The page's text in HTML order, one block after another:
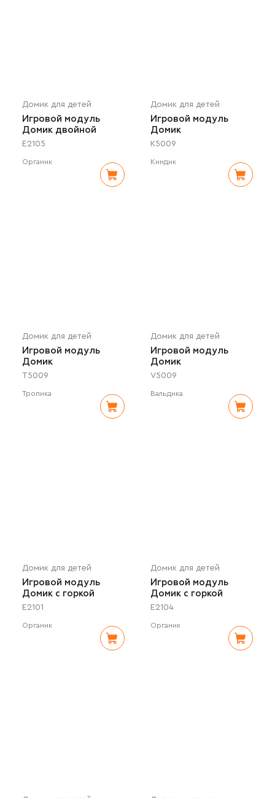
Домик для детей
Игровой модуль
Домик двойной
E2105
Органик
Домик для детей
Игровой модуль
Домик
K5009
Киндик
Домик для детей
Игровой модуль
Домик
T5009
Тропика
Домик для детей
Игровой модуль
Домик
V5009
Вальдика
Домик для детей
Игровой модуль
Домик с горкой
E2101
Органик
Домик для детей
Игровой модуль
Домик с горкой
E2104
Органик